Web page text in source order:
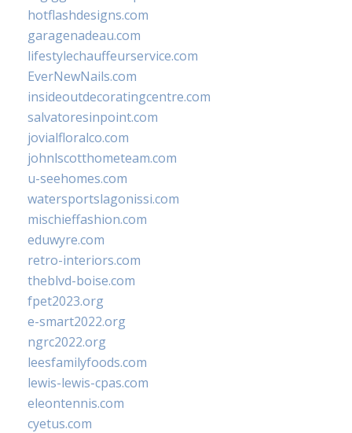
hotflashdesigns.com
garagenadeau.com
lifestylechauffeurservice.com
EverNewNails.com
insideoutdecoratingcentre.com
salvatoresinpoint.com
jovialfloralco.com
johnlscotthometeam.com
u-seehomes.com
watersportslagonissi.com
mischieffashion.com
eduwyre.com
retro-interiors.com
theblvd-boise.com
fpet2023.org
e-smart2022.org
ngrc2022.org
leesfamilyfoods.com
lewis-lewis-cpas.com
eleontennis.com
cyetus.com